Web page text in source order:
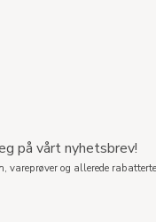
på vårt nyhetsbrev!
vareprøver og allerede